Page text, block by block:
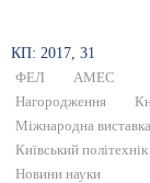
КП: 2017, 31
ФЕЛ
АМЕС
Нагородження
Міжнародна виставка
Київський політехнік
Новини науки